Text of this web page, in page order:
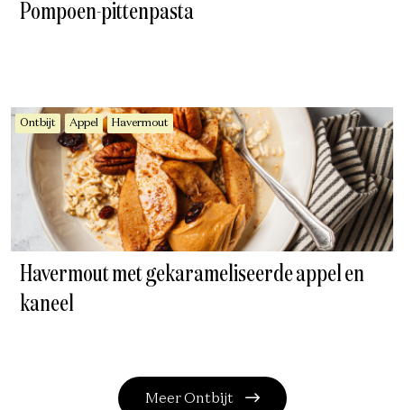
Pompoen-pittenpasta
Ontbijt Appel Havermout
Havermout met gekarameliseerde appel en
kaneel
Meer Ontbijt